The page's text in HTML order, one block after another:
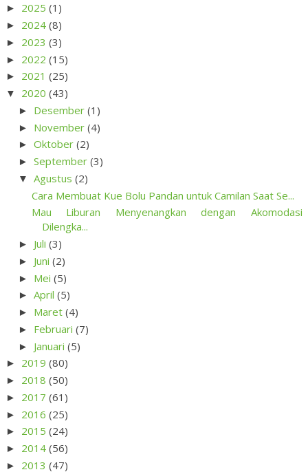
► 2025 (1)
► 2024 (8)
► 2023 (3)
► 2022 (15)
► 2021 (25)
▼ 2020 (43)
► Desember (1)
► November (4)
► Oktober (2)
► September (3)
▼ Agustus (2)
Cara Membuat Kue Bolu Pandan untuk Camilan Saat Se...
Mau Liburan Menyenangkan dengan Akomodasi
Dilengka...
► Juli (3)
► Juni (2)
► Mei (5)
► April (5)
► Maret (4)
► Februari (7)
► Januari (5)
► 2019 (80)
► 2018 (50)
► 2017 (61)
► 2016 (25)
► 2015 (24)
► 2014 (56)
► 2013 (47)